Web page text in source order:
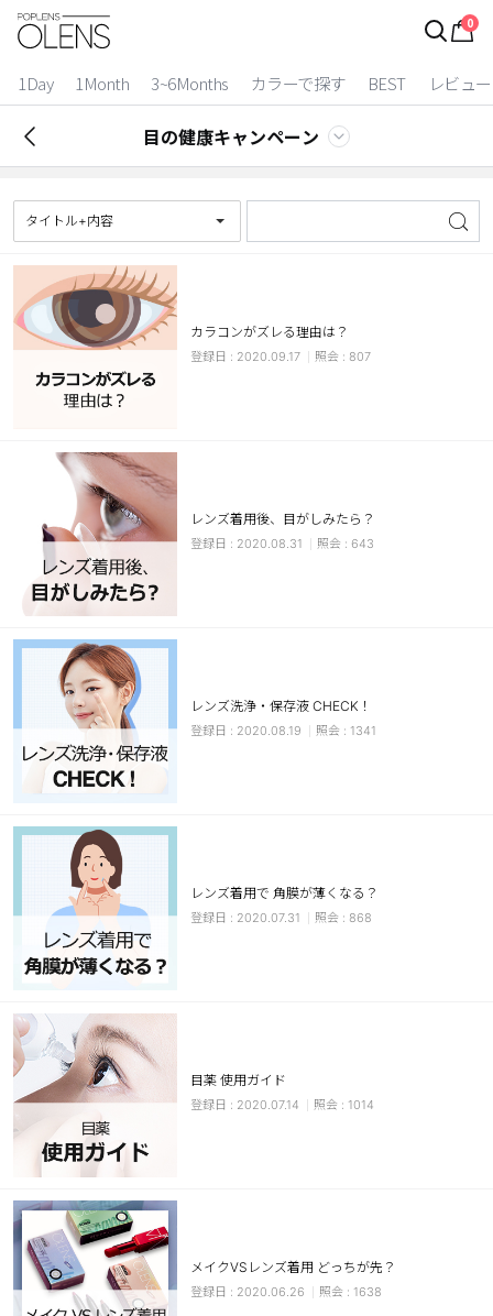
0
1Day 1Month 3~6Months カラーで探す BEST レビュー
ログイン
カラコン比較
今月限定特典
ベスト
カラコン
装着期間
1 Day
2 Weeks
1 Month
カラー
ブラウン
チョコ
グレー
ヘーゼル
ブルー
透明
ハロウィンカラコン
ケア用品
レビュー
EYEしてる
総合掲示板
カスタマーサービス
ショッピングガイド
アプリダウンロード
INSTAGRAM TWITTER
目の健康キャンペーン
タイトル+内容
カラコンがズレる理由は？
2020.09.17 807
レンズ着用後、目がしみたら？
2020.08.31 643
レンズ洗浄・保存液 CHECK！
2020.08.19 1341
レンズ着用で 角膜が薄くなる？
2020.07.31 868
目薬 使用ガイド
2020.07.14 1014
メイクVSレンズ着用 どっちが先？
2020.06.26 1638